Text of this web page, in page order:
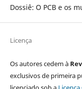
Dossiê: O PCB e os
Licença
Os autores cedem à
exclusivos de primeira